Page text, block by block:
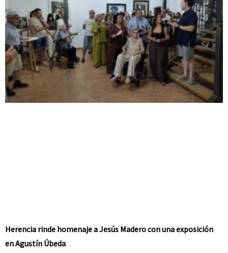
Herencia rinde homenaje a Jesús Madero con una exposición
en Agustín Úbeda